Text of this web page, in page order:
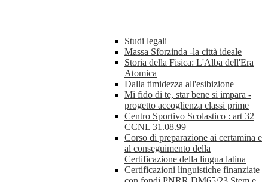
Studi legali
Massa Sforzinda -la città ideale
Storia della Fisica: L'Alba dell'Era
Atomica
Dalla timidezza all'esibizione
Mi fido di te, star bene si impara -
progetto accoglienza classi prime
Centro Sportivo Scolastico : art 32
CCNL 31.08.99
Corso di preparazione ai certamina e
al conseguimento della
Certificazione della lingua latina
Certificazioni linguistiche finanziate